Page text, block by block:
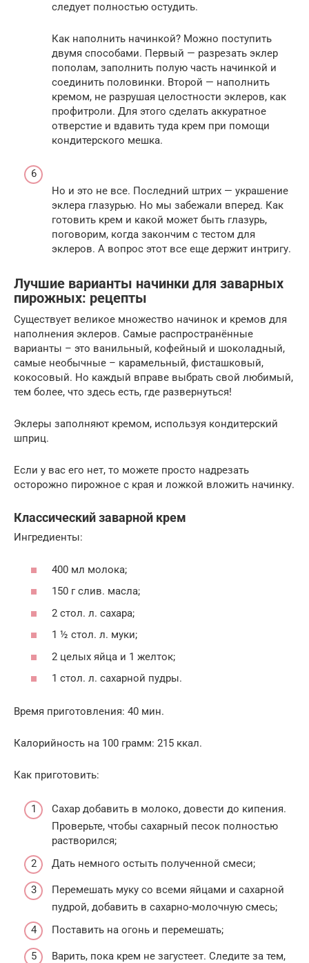
следует полностью остудить.
Как наполнить начинкой? Можно поступить
двумя способами. Первый — разрезать эклер
пополам, заполнить полую часть начинкой и
соединить половинки. Второй — наполнить
кремом, не разрушая целостности эклеров, как
профитроли. Для этого сделать аккуратное
отверстие и вдавить туда крем при помощи
кондитерского мешка.
Но и это не все. Последний штрих — украшение
эклера глазурью. Но мы забежали вперед. Как
готовить крем и какой может быть глазурь,
поговорим, когда закончим с тестом для
эклеров. А вопрос этот все еще держит интригу.
Лучшие варианты начинки для заварных
пирожных: рецепты
Существует великое множество начинок и кремов для
наполнения эклеров. Самые распространённые
варианты – это ванильный, кофейный и шоколадный,
самые необычные – карамельный, фисташковый,
кокосовый. Но каждый вправе выбрать свой любимый,
тем более, что здесь есть, где развернуться!
Эклеры заполняют кремом, используя кондитерский
шприц.
Если у вас его нет, то можете просто надрезать
осторожно пирожное с края и ложкой вложить начинку.
Классический заварной крем
Ингредиенты:
400 мл молока;
150 г слив. масла;
2 стол. л. сахара;
1 ½ стол. л. муки;
2 целых яйца и 1 желток;
1 стол. л. сахарной пудры.
Время приготовления: 40 мин.
Калорийность на 100 грамм: 215 ккал.
Как приготовить:
Сахар добавить в молоко, довести до кипения.
Проверьте, чтобы сахарный песок полностью
растворился;
Дать немного остыть полученной смеси;
Перемешать муку со всеми яйцами и сахарной
пудрой, добавить в сахарно-молочную смесь;
Поставить на огонь и перемешать;
Варить, пока крем не загустеет. Следите за тем,